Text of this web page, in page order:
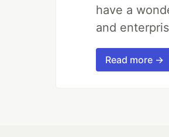
have a
and
Read more →